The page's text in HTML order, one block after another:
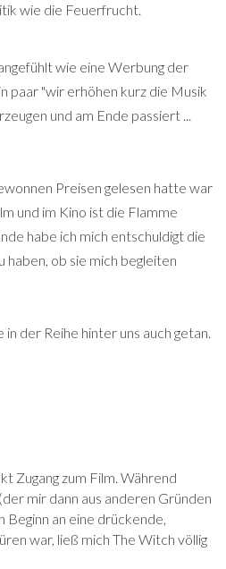
wie die Feuerfrucht.
wie eine Werbung der
paar "wir erhöhen kurz die Musik
und am Ende passiert ...
Preisen gelesen hatte war
und im Kino ist die Flamme
habe ich mich entschuldigt die
haben, ob sie mich begleiten
in der Reihe hinter uns auch getan.
Zugang zum Film. Während
‍ (der mir dann aus anderen Gründen
Beginn an eine drückende,
war, ließ mich The Witch völlig